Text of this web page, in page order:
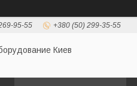
95-55 +380 (50) 299-35-55
Киев